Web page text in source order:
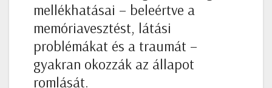
mellékhatásai – beleértve a
memóriavesztést, látási
problémákat és a traumát –
gyakran okozzák az állapot
romlását.